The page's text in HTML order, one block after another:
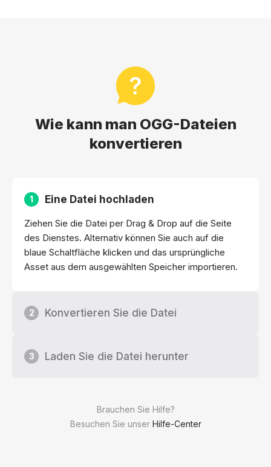
Wie kann man OGG-Dateien
konvertieren
Brauchen Sie Hilfe?
Besuchen Sie unser Hilfe-Center
1 Eine Datei hochladen
Ziehen Sie die Datei per Drag & Drop auf die Seite
des Dienstes. Alternativ können Sie auch auf die
blaue Schaltfläche klicken und das ursprüngliche
Asset aus dem ausgewählten Speicher importieren.
2 Konvertieren Sie die Datei
3 Laden Sie die Datei herunter